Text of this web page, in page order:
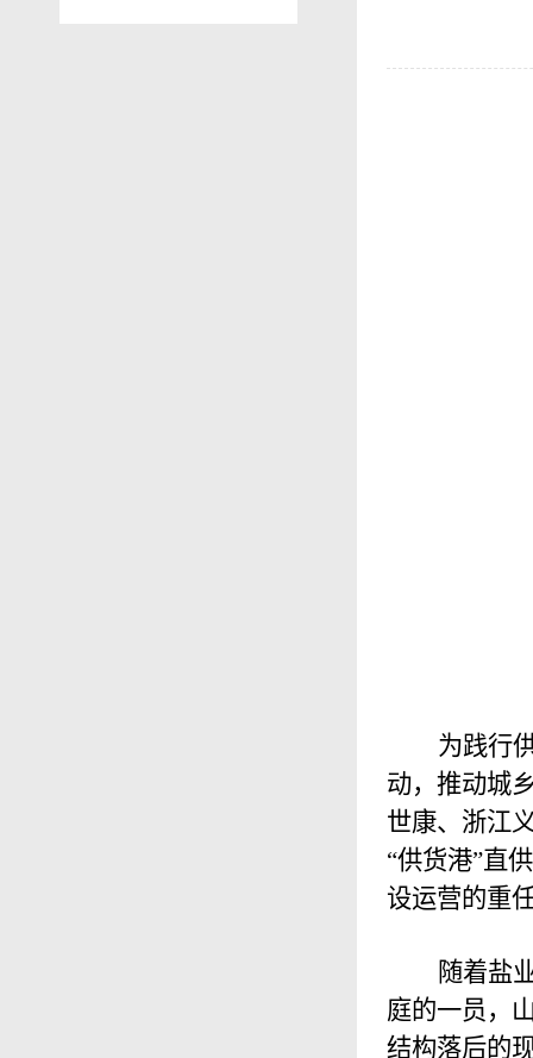
为践行
动，推动城
世康、浙江
“供货港”直
设运营的重
随着盐
庭的一员，
结构落后的